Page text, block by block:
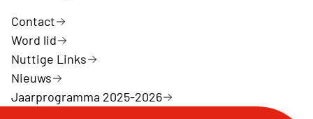
Contact
Word lid
Nuttige Links
Nieuws
Jaarprogramma 2025-2026